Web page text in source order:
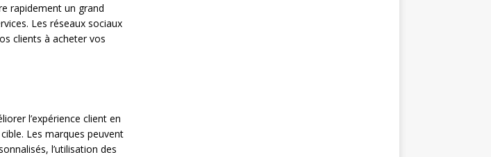
rapidement un grand
Les réseaux sociaux
clients à acheter vos
l’expérience client en
Les marques peuvent
l’utilisation des